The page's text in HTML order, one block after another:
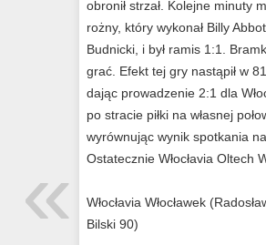
obronił strzał. Kolejne minuty
rożny, który wykonał Billy
Budnicki, i był ramis 1:1.
grać. Efekt tej gry nastąpił w
dając prowadzenie 2:1 dla
po stracie piłki na własnej
wyrównując wynik spotkania
Ostatecznie Włocłavia Oltech
Włocłavia Włocławek
Bilski 90)
«